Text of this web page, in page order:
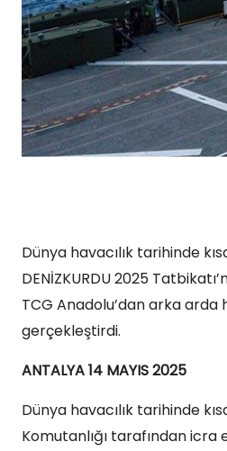
Dünya havacılık tarihinde
DENİZKURDU 2025
TCG Anadolu’dan arka arda
gerçekleştirdi.
ANTALYA 14 MAYIS 2025
Dünya havacılık tarihinde
Komutanlığı tarafından icra